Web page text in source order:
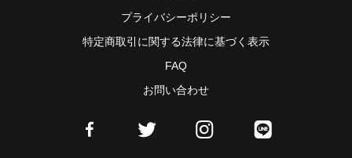
プライバシーポリシー
特定商取引に関する法律に基づく表示
FAQ
お問い合わせ